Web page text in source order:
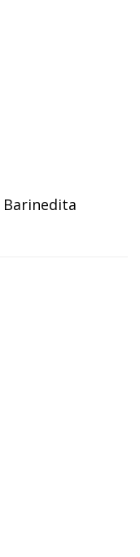
Barinedita